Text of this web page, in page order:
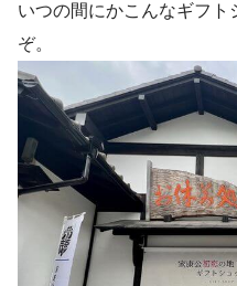
いつの間にかこんなギフト
ぞ。